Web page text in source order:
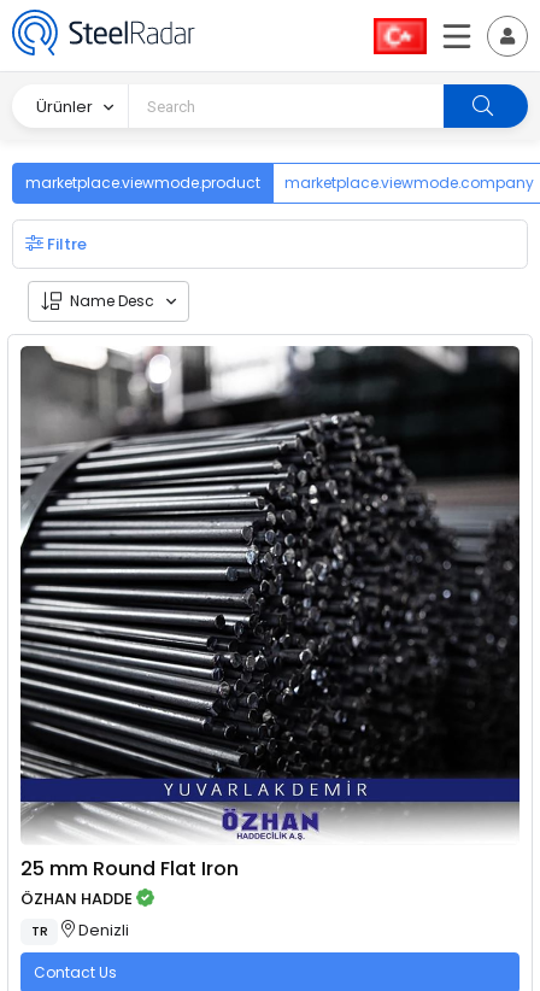
Ürünler
marketplace.viewmode.product marketplace.viewmode.company
Filtre
Name Desc
25 mm Round Flat Iron
ÖZHAN HADDE
TR Denizli
Contact Us